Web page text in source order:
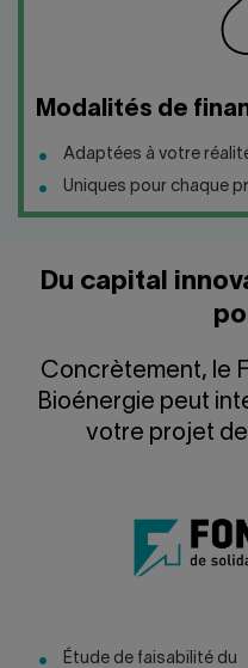
Modalités de
Adaptées à votre
Uniques pour chaque
Du capital
Concrètement, le
Bioénergie peut
votre projet
Étude de faisabilité du